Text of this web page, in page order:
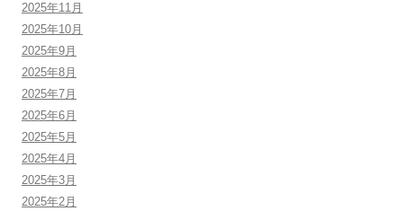
2025年11月
2025年10月
2025年9月
2025年8月
2025年7月
2025年6月
2025年5月
2025年4月
2025年3月
2025年2月